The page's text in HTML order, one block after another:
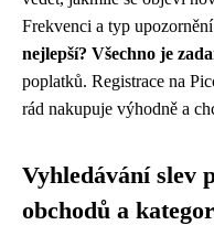
Frekvenci a typ
nejlepší? Všechno je
poplatků. Registrace na
rád nakupuje výhodně a
Vyhledávání slev
obchodů a